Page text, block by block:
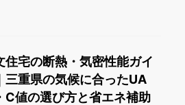
住宅の断熱・気密性能ガイ
三重県の気候に合ったUA
C値の選び方と省エネ補助